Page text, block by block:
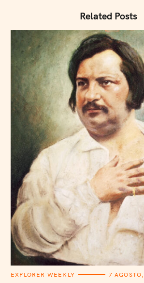
Related Posts
C
EXPLORER WEEKLY 7